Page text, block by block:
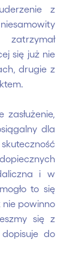
z
się już nie
drugie z
dla
i w
to się
nie powinno
się z
do